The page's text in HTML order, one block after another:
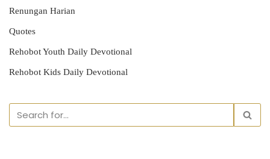
Renungan Harian
Quotes
Rehobot Youth Daily Devotional
Rehobot Kids Daily Devotional